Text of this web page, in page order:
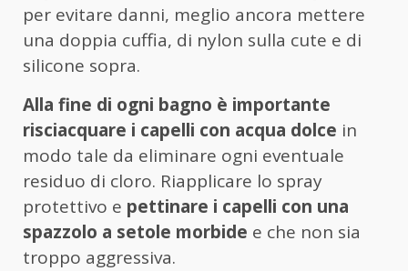
per evitare danni, meglio ancora mettere
una doppia cuffia, di nylon sulla cute e di
silicone sopra.
Alla fine di ogni bagno è importante
risciacquare i capelli con acqua dolce in
modo tale da eliminare ogni eventuale
residuo di cloro. Riapplicare lo spray
protettivo e pettinare i capelli con una
spazzolo a setole morbide e che non sia
troppo aggressiva.